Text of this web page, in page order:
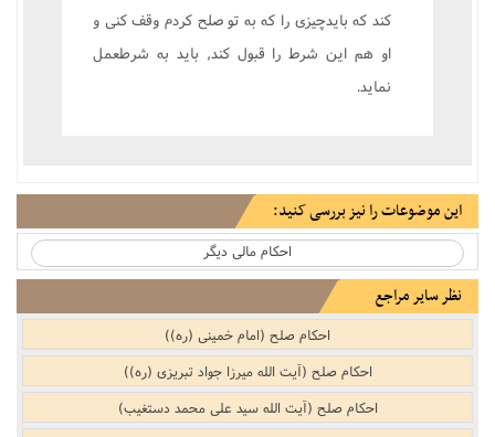
کند که بايدچيزى را که به تو صلح کردم وقف کنى و
او هم اين شرط را قبول کند, بايد به شرطعمل
نمايد.
این موضوعات را نیز بررسی کنید:
احکام مالی دیگر
نظر سایر مراجع
احکام صلح (امام خمینی (ره))
احکام صلح (آیت الله میرزا جواد تبریزی (ره))
احکام صلح (آیت الله سید علی محمد دستغیب)